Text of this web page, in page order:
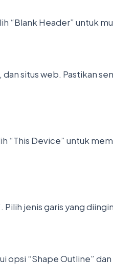
“Blank Header” untuk
situs web. Pastikan
“This Device” untuk
jenis garis yang
opsi “Shape Outline” dan